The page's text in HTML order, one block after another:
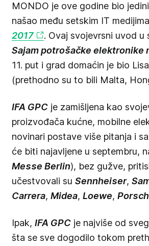
MONDO je ove godine bio
našao među setskim IT
2017
. Ovaj svojevrsni uvod
Sajam potrošačke elektronike
11. put i grad domaćin je bio
(prethodno su to bili Malta,
IFA GPC je zamišljena kao
proizvođača kućne, mobilne
novinari postave više pitanja i
će biti najavljene u septembru,
Messe Berlin), bez gužve,
učestvovali su Sennheiser,
Carrera, Midea, Loewe,
Ipak, IFA GPC je najviše od
šta se sve dogodilo tokom